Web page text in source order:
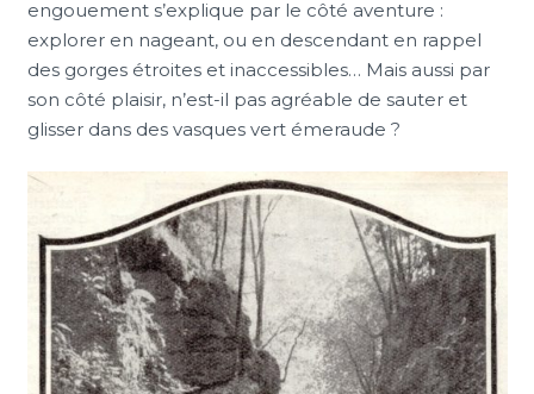
engouement s’explique par le côté aventure :
explorer en nageant, ou en descendant en rappel
des gorges étroites et inaccessibles… Mais aussi par
son côté plaisir, n’est-il pas agréable de sauter et
glisser dans des vasques vert émeraude ?